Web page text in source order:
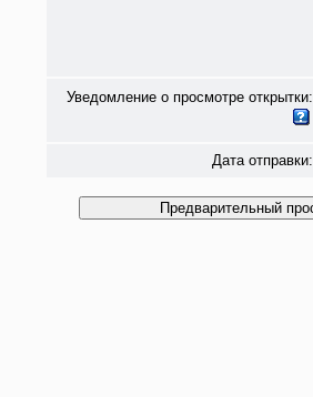
Уведомление о просмотре открытки:
Дата отправки: